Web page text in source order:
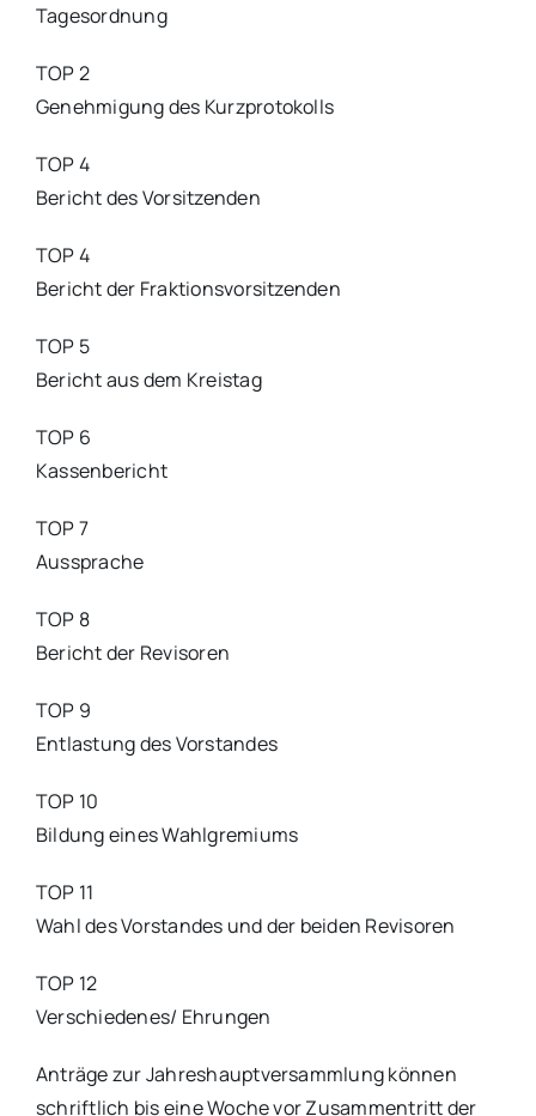
Tagesordnung
TOP 2
Genehmigung des Kurzprotokolls
TOP 4
Bericht des Vorsitzenden
TOP 4
Bericht der Fraktionsvorsitzenden
TOP 5
Bericht aus dem Kreistag
TOP 6
Kassenbericht
TOP 7
Aussprache
TOP 8
Bericht der Revisoren
TOP 9
Entlastung des Vorstandes
TOP 10
Bildung eines Wahlgremiums
TOP 11
Wahl des Vorstandes und der beiden Revisoren
TOP 12
Verschiedenes/ Ehrungen
Anträge zur Jahreshauptversammlung können
schriftlich bis eine Woche vor Zusammentritt der